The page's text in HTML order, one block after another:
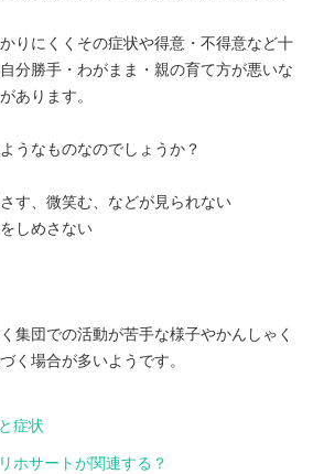
りにくくその症状や得意・不得意など十
分勝手・わがまま・親の育て方が悪いな
あります。
うなものなのでしょうか？
す、微笑む、などが見られない
しめさない
集団での活動が苦手な様子やかんしゃく
く場合が多いようです。
症状
ホサートが関連する？